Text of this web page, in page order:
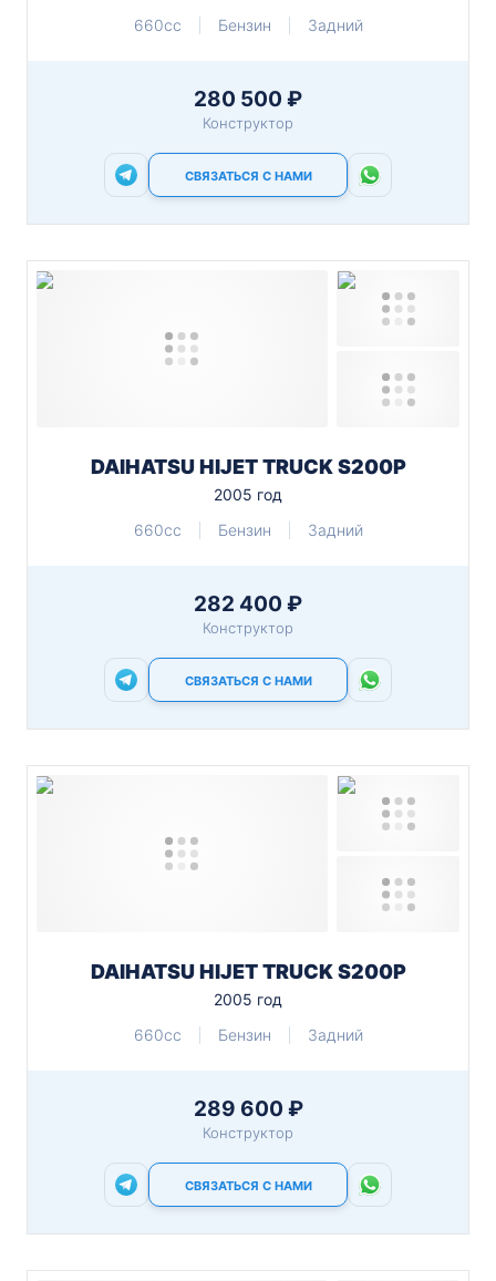
660cc
Бензин Задний
280 500 ₽
Конструктор
СВЯЗАТЬСЯ С НАМИ
DAIHATSU HIJET TRUCK S200P
2005 год
660cc
Бензин Задний
282 400 ₽
Конструктор
СВЯЗАТЬСЯ С НАМИ
DAIHATSU HIJET TRUCK S200P
2005 год
660cc
Бензин Задний
289 600 ₽
Конструктор
СВЯЗАТЬСЯ С НАМИ